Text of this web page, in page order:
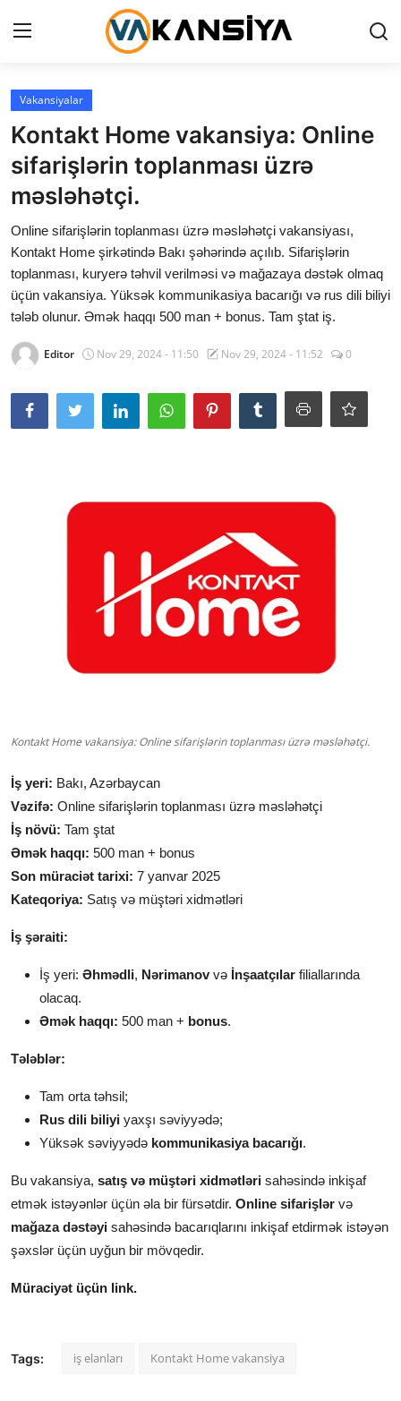
Login
Ana səhifə
Vakansiyalar
Maliyyə
Əlaqə
Xəbərlər
AZ
Vakansiyalar
Kontakt Home vakansiya: Online
sifarişlərin toplanması üzrə
məsləhətçi.
Online sifarişlərin toplanması üzrə məsləhətçi vakansiyası,
Kontakt Home şirkətində Bakı şəhərində açılıb. Sifarişlərin
toplanması, kuryerə təhvil verilməsi və mağazaya dəstək olmaq
üçün vakansiya. Yüksək kommunikasiya bacarığı və rus dili biliyi
tələb olunur. Əmək haqqı 500 man + bonus. Tam ştat iş.
Editor Nov 29, 2024 - 11:50 Nov 29, 2024 - 11:52 0
Kontakt Home vakansiya: Online sifarişlərin toplanması üzrə məsləhətçi.
İş yeri: Bakı, Azərbaycan
Vəzifə: Online sifarişlərin toplanması üzrə məsləhətçi
İş növü: Tam ştat
Əmək haqqı: 500 man + bonus
Son müraciət tarixi: 7 yanvar 2025
Kateqoriya: Satış və müştəri xidmətləri
İş şəraiti:
İş yeri: Əhmədli, Nərimanovvə İnşaatçılar filiallarında
olacaq.
Əmək haqqı: 500 man + bonus.
Tələblər:
Tam orta təhsil;
Rus dili biliyi yaxşı səviyyədə;
Yüksək səviyyədə kommunikasiya bacarığı.
Bu vakansiya, satış və müştəri xidmətləri sahəsində inkişaf
etmək istəyənlər üçün əla bir fürsətdir. Online sifarişlər və
mağaza dəstəyi sahəsində bacarıqlarını inkişaf etdirmək istəyən
şəxslər üçün uyğun bir mövqedir.
Müraciyət üçün link.
Tags: iş elanları Kontakt Home vakansiya